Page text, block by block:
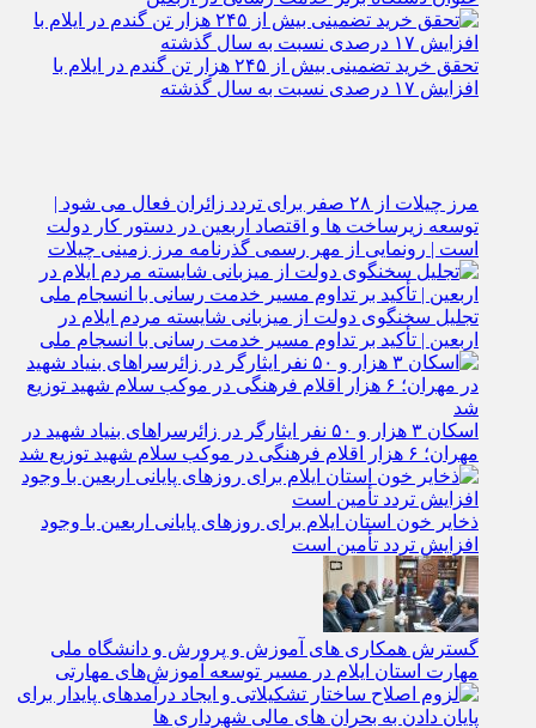
تحقق خرید تضمینی بیش از ۲۴۵ هزار تن گندم در ایلام با
افزایش ۱۷ درصدی نسبت به سال گذشته
مرز چیلات از ۲۸ صفر برای تردد زائران فعال می‌ شود |
توسعه زیرساخت‌ ها و اقتصاد اربعین در دستور کار دولت
است | رونمایی از مهر رسمی گذرنامه مرز زمینی چیلات
تجلیل سخنگوی دولت از میزبانی شایسته مردم ایلام در
اربعین | تأکید بر تداوم مسیر خدمت‌ رسانی با انسجام ملی
اسکان ۳ هزار و ۵۰ نفر ایثارگر در زائرسراهای بنیاد شهید در
مهران؛ ۶ هزار اقلام فرهنگی در موکب سلام شهید توزیع شد
ذخایر خون استان ایلام برای روزهای پایانی اربعین با وجود
افزایش تردد تأمین است
گسترش همکاری‌ های آموزش و پرورش و دانشگاه ملی
مهارت استان ایلام در مسیر توسعه آموزش‌های مهارتی